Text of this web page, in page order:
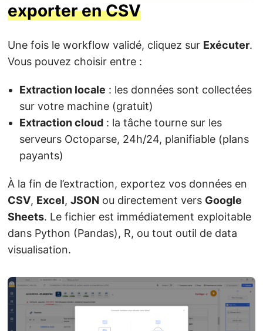
exporter en CSV
Une fois le workflow validé, cliquez sur Exécuter.
Vous pouvez choisir entre :
Extraction locale : les données sont collectées
sur votre machine (gratuit)
Extraction cloud : la tâche tourne sur les
serveurs Octoparse, 24h/24, planifiable (plans
payants)
À la fin de l’extraction, exportez vos données en
CSV, Excel, JSON ou directement vers Google
Sheets. Le fichier est immédiatement exploitable
dans Python (Pandas), R, ou tout outil de data
visualisation.